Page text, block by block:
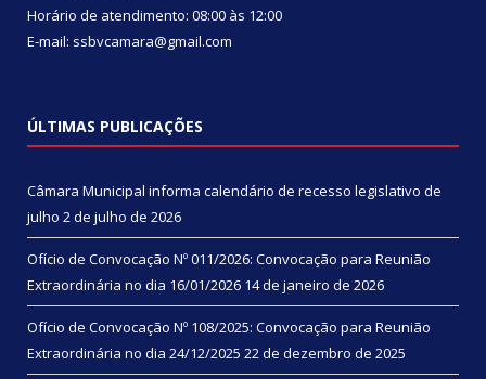
Horário de atendimento: 08:00 às 12:00
E-mail: ssbvcamara@gmail.com
ÚLTIMAS PUBLICAÇÕES
Câmara Municipal informa calendário de recesso legislativo de
julho 2 de julho de 2026
Ofício de Convocação Nº 011/2026: Convocação para Reunião
Extraordinária no dia 16/01/2026 14 de janeiro de 2026
Ofício de Convocação Nº 108/2025: Convocação para Reunião
Extraordinária no dia 24/12/2025 22 de dezembro de 2025